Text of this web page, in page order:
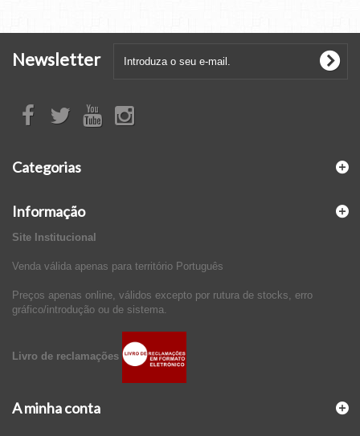
Newsletter
Categorias
Informação
Site Institucional
Venda válida apenas para território Português
Preços apenas online, válidos excepto por rutura de stocks, erro
gráfico/introdução ou de sistema.
Livro de reclamações
A minha conta